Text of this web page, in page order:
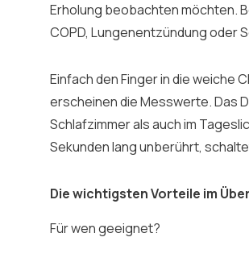
Erholung beobachten möchten.
COPD, Lungenentzündung oder
Einfach den Finger in die weiche
erscheinen die Messwerte. Das
Schlafzimmer als auch im
Sekunden lang unberührt,
Die wichtigsten Vorteile im
Für wen geeignet?